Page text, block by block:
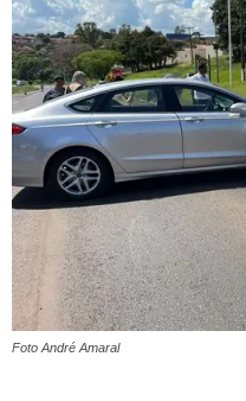
Foto André Amaral